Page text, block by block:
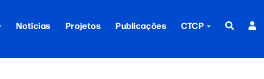
Notícias Projetos Publicações CTCP